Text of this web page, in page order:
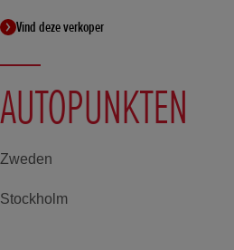
Vind deze verkoper
AUTOPUNKTEN
Zweden
Stockholm